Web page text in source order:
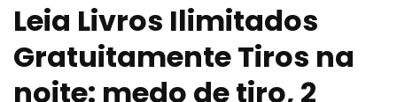
Leia Livros Ilimitados
Gratuitamente Tiros na
noite: medo de tiro, 2